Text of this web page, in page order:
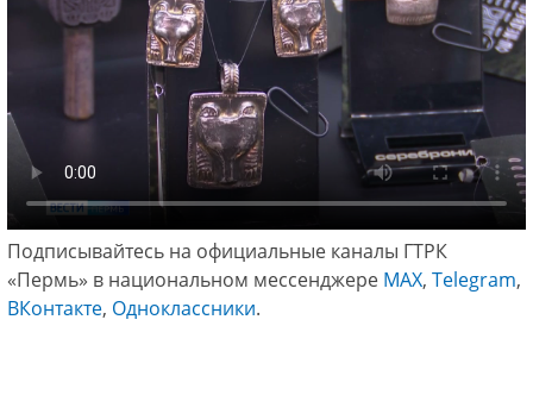
Подписывайтесь на официальные каналы ГТРК
«Пермь» в национальном мессенджере МАХ, Telegram,
ВКонтакте, Одноклассники.